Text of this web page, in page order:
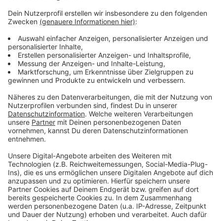
Facts for Fun mit Tom Hoppe
Anzeige
Wenn andere euch nur Fakten, Fakten, Fakten um die
Ohren hauen, packt Tom Hoppe eine Portion Humor
mit rein. Von kurios bis erhellend - hier bekommt ihr die
Fakten einfach etwas anders und erfrischender.
Anzeige
Anzeige